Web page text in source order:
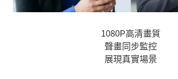
1080P高清畫質
聲畫同步監控
展現真實場景